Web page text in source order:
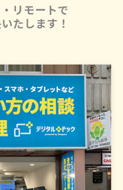
リモートで
たします！